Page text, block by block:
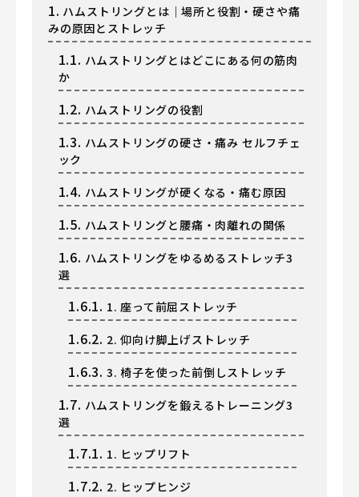
1. ハムストリングとは｜場所と役割・硬さや痛
みの原因とストレッチ
1.1. ハムストリングとはどこにある何の筋肉
か
1.2. ハムストリングの役割
1.3. ハムストリングの硬さ・痛み セルフチェ
ック
1.4. ハムストリングが硬くなる・痛む原因
1.5. ハムストリングと腰痛・肉離れの関係
1.6. ハムストリングをゆるめるストレッチ3
選
1.6.1. 1. 座って前屈ストレッチ
1.6.2. 2. 仰向け脚上げストレッチ
1.6.3. 3. 椅子を使った前倒しストレッチ
1.7. ハムストリングを鍛えるトレーニング3
選
1.7.1. 1. ヒップリフト
1.7.2. 2. ヒップヒンジ